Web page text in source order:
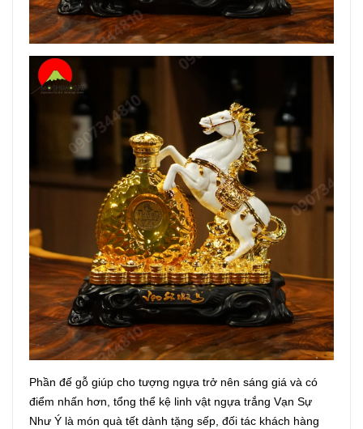
Phần đế gỗ giúp cho tượng ngựa trở nên sáng giá và có
điểm nhấn hơn, tổng thể kệ linh vật ngựa trắng Vạn Sự
Như Ý là món quà tết dành tặng sếp, đối tác khách hàng